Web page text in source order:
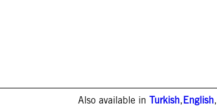
Also available inTurkish,English,